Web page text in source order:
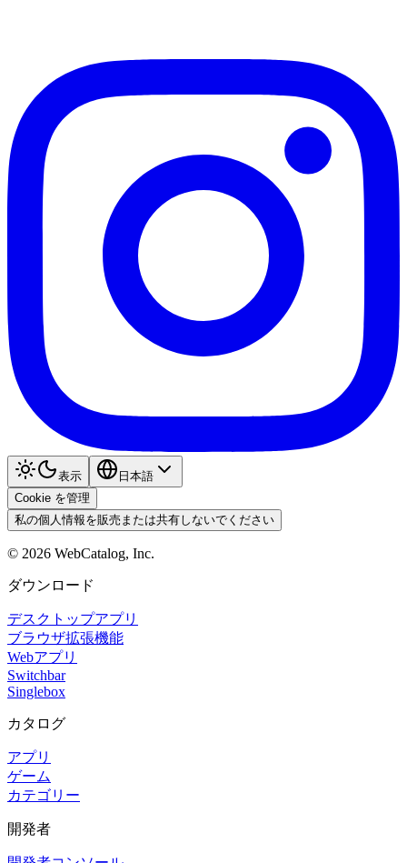
表示
日本語
Cookie を管理
私の個人情報を販売または共有しないでください
© 2026 WebCatalog, Inc.
ダウンロード
デスクトップアプリ
ブラウザ拡張機能
Webアプリ
Switchbar
Singlebox
カタログ
アプリ
ゲーム
カテゴリー
開発者